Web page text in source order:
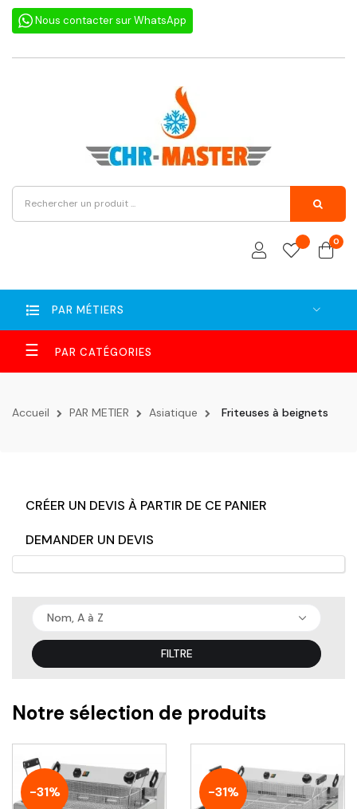
Nous contacter sur WhatsApp
0
PAR MÉTIERS
Basculer
la
navigation
☰
Accueil PAR METIER Asiatique Friteuses à beignets
CRÉER UN DEVIS À PARTIR DE CE PANIER
DEMANDER UN DEVIS
Nom, A à Z
FILTRE
Notre sélection de produits
-31% -31%